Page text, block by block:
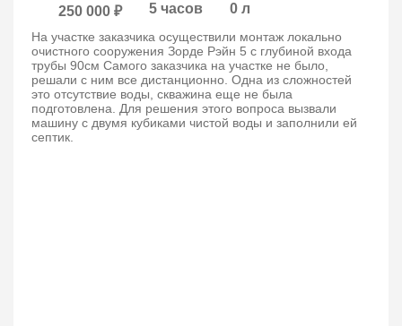
250 000 ₽ 5 часов 0 л
На участке заказчика осуществили монтаж локально
очистного сооружения Зорде Рэйн 5 с глубиной входа
трубы 90см Самого заказчика на участке не было,
решали с ним все дистанционно. Одна из сложностей
это отсутствие воды, скважина еще не была
подготовлена. Для решения этого вопроса вызвали
машину с двумя кубиками чистой воды и заполнили ей
септик.